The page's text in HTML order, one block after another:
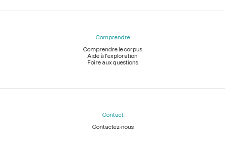
Comprendre
Comprendre le corpus
Aide à l'exploration
Foire aux questions
Contact
Contactez-nous